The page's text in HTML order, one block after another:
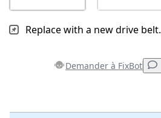
Replace with a new drive belt.
Demander à FixBot